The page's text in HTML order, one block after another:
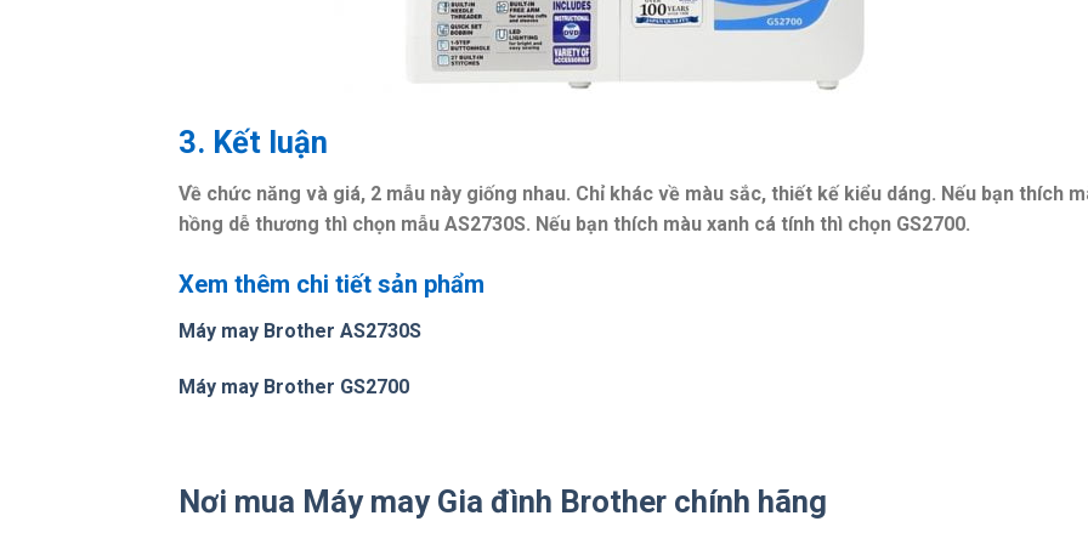
3. Kết luận
Về chức năng và giá, 2 mẫu này giống nhau. Chỉ khác về màu sắc, thiết kế kiểu dáng. Nếu bạn thích
hồng dễ thương thì chọn mẫu AS2730S. Nếu bạn thích màu xanh cá tính thì chọn GS2700.
Xem thêm chi tiết sản phẩm
Máy may Brother AS2730S
Máy may Brother GS2700
Nơi mua Máy may Gia đình Brother chính hãng